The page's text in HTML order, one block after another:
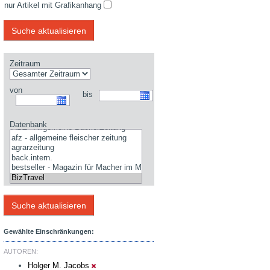
nur Artikel mit Grafikanhang
Zeitraum
von bis
Datenbank
Gewählte Einschränkungen:
AUTOREN:
Holger M. Jacobs